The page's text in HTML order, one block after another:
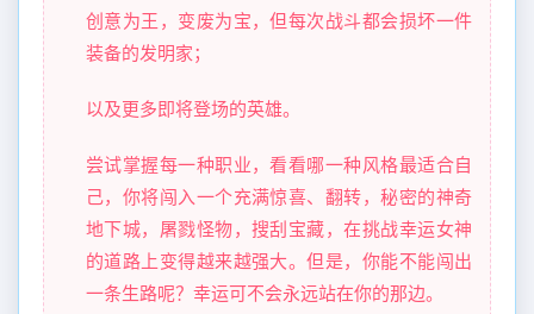
创意为王，变废为宝，但每次战斗都会损坏一件
装备的发明家；
以及更多即将登场的英雄。
尝试掌握每一种职业，看看哪一种风格最适合自
己，你将闯入一个充满惊喜、翻转，秘密的神奇
地下城，屠戮怪物，搜刮宝藏，在挑战幸运女神
的道路上变得越来越强大。但是，你能不能闯出
一条生路呢？幸运可不会永远站在你的那边。